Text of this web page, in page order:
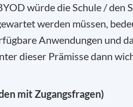
würde die Schule / den
werden müssen,
Anwendungen und
dieser Prämisse dann
mit Zugangsfragen)